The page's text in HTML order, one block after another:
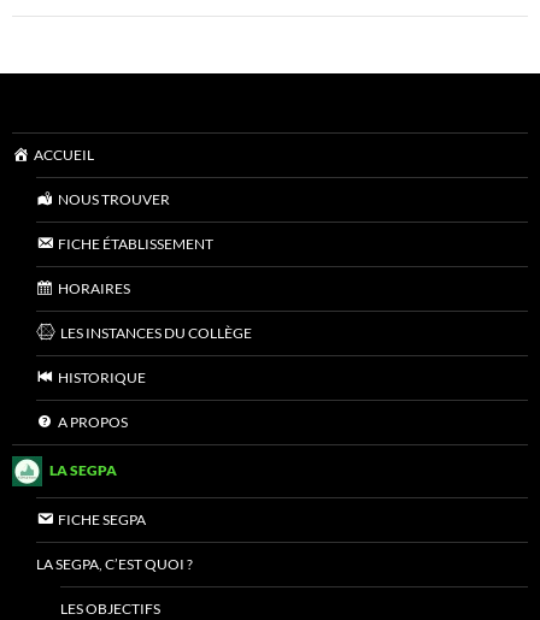
ACCUEIL
NOUS TROUVER
FICHE ÉTABLISSEMENT
HORAIRES
LES INSTANCES DU COLLÈGE
HISTORIQUE
A PROPOS
LA SEGPA
FICHE SEGPA
LA SEGPA, C’EST QUOI ?
LES OBJECTIFS